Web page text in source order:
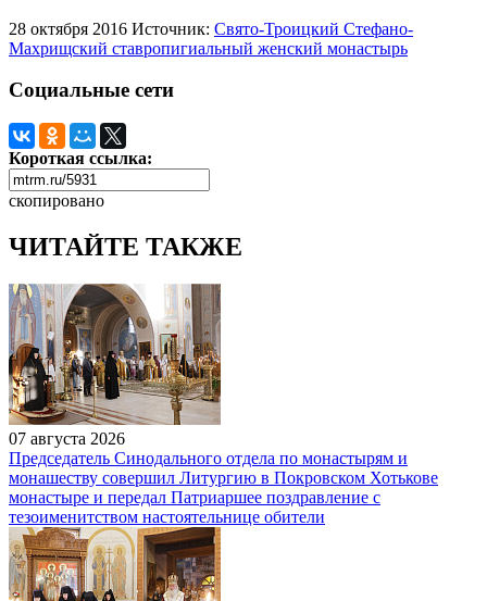
28 октября 2016 Источник: Свято-Троицкий Стефано-
Махрищский ставропигиальный женский монастырь
Социальные сети
Короткая ссылка:
скопировано
ЧИТАЙТЕ ТАКЖЕ
07 августа 2026
Председатель Синодального отдела по монастырям и
монашеству совершил Литургию в Покровском Хотькове
монастыре и передал Патриаршее поздравление с
тезоименитством настоятельнице обители